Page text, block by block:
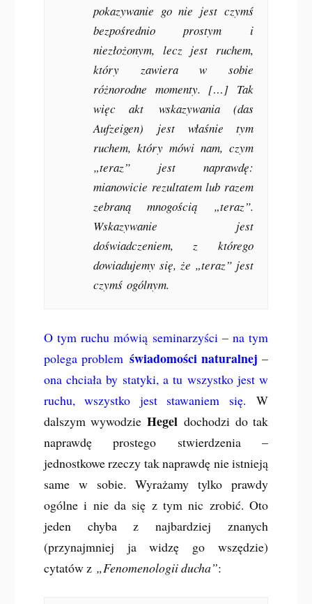
pokazywanie go nie jest czymś
bezpośrednio prostym i
niezłożonym, lecz jest ruchem,
który zawiera w sobie
różnorodne momenty. […] Tak
więc akt wskazywania (das
Aufzeigen) jest właśnie tym
ruchem, który mówi nam, czym
„teraz” jest naprawdę:
mianowicie rezultatem lub razem
zebraną mnogością „teraz”.
Wskazywanie jest
doświadczeniem, z którego
dowiadujemy się, że „teraz” jest
czymś ogólnym.
O tym ruchu mówią seminarzyści – na tym
polega problem świadomości naturalnej –
ona chciała by statyki, a tu wszystko jest w
ruchu, wszystko jest stawaniem się. W
dalszym wywodzie Hegeldochodzi do tak
naprawdę prostego stwierdzenia –
jednostkowe rzeczy tak naprawdę nie istnieją
same w sobie. Wyrażamy tylko prawdy
ogólne i nie da się z tym nic zrobić. Oto
jeden chyba z najbardziej znanych
(przynajmniej ja widzę go wszędzie)
cytatów z „Fenomenologii ducha”: